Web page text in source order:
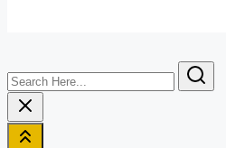
Search
Here...